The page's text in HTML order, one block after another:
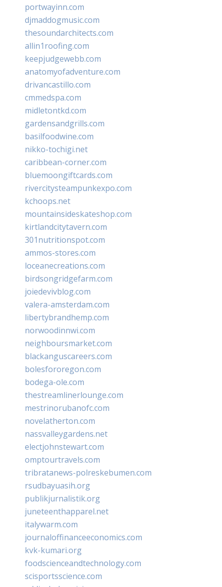
portwayinn.com
djmaddogmusic.com
thesoundarchitects.com
allin1roofing.com
keepjudgewebb.com
anatomyofadventure.com
drivancastillo.com
cmmedspa.com
midletontkd.com
gardensandgrills.com
basilfoodwine.com
nikko-tochigi.net
caribbean-corner.com
bluemoongiftcards.com
rivercitysteampunkexpo.com
kchoops.net
mountainsideskateshop.com
kirtlandcitytavern.com
301nutritionspot.com
ammos-stores.com
loceanecreations.com
birdsongridgefarm.com
joiedevivblog.com
valera-amsterdam.com
libertybrandhemp.com
norwoodinnwi.com
neighboursmarket.com
blackanguscareers.com
bolesfororegon.com
bodega-ole.com
thestreamlinerlounge.com
mestrinorubanofc.com
novelatherton.com
nassvalleygardens.net
electjohnstewart.com
omptourtravels.com
tribratanews-polreskebumen.com
rsudbayuasih.org
publikjurnalistik.org
juneteenthapparel.net
italywarm.com
journaloffinanceeconomics.com
kvk-kumari.org
foodscienceandtechnology.com
scisportsscience.com